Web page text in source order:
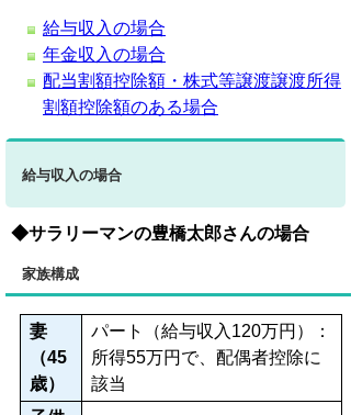
給与収入の場合
年金収入の場合
配当割額控除額・株式等譲渡譲渡所得
割額控除額のある場合
給与収入の場合
◆サラリーマンの豊橋太郎さんの場合
家族構成
妻
（45
歳）
パート（給与収入120万円）：
所得55万円で、配偶者控除に
該当